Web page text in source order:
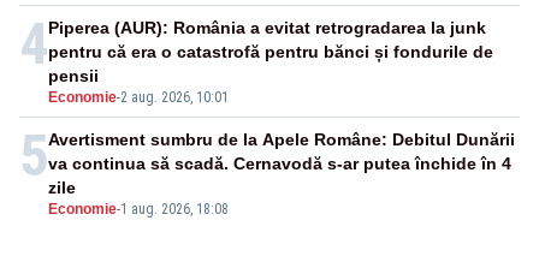
4
Economie-2 aug. 2026, 10:01
Piperea (AUR): România a evitat retrogradarea la junk
pentru că era o catastrofă pentru bănci și fondurile de
pensii
5
Economie-1 aug. 2026, 18:08
Avertisment sumbru de la Apele Române: Debitul Dunării
va continua să scadă. Cernavodă s-ar putea închide în 4
zile